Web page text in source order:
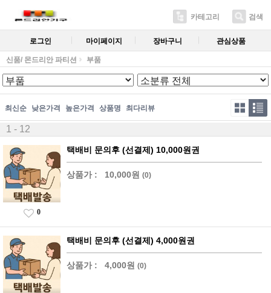
카테고리 검색
로그인 마이페이지 장바구니 관심상품
신품/ 몬드리안 파티션 부품
최신순 낮은가격 높은가격 상품명 최다리뷰
1 - 12
택배비 문의후 (선결제) 10,000원권
상품가 : 10,000원 (0)
0
택배비 문의후 (선결제) 4,000원권
상품가 : 4,000원 (0)